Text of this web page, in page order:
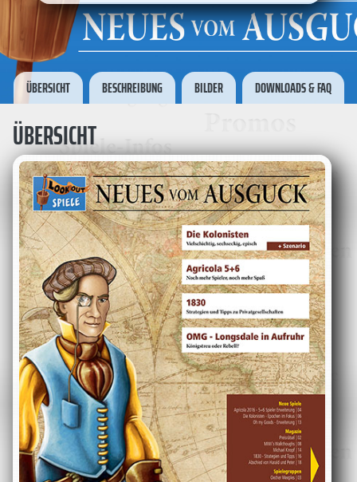
ÜBERSICHT BESCHREIBUNG BILDER DOWNLOADS & FAQ
ÜBERSICHT